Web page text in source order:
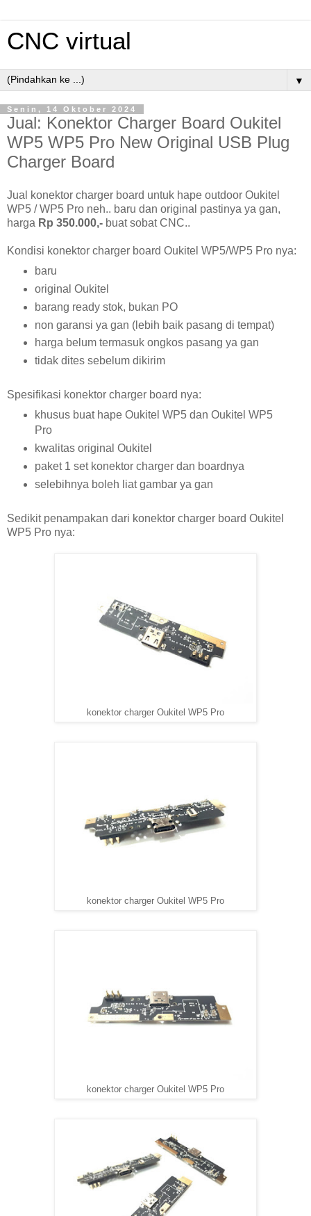
CNC virtual
▼
Senin, 14 Oktober 2024
Jual: Konektor Charger Board Oukitel
WP5 WP5 Pro New Original USB Plug
Charger Board
Jual konektor charger board untuk hape outdoor Oukitel
WP5 / WP5 Pro neh.. baru dan original pastinya ya gan,
harga Rp 350.000,- buat sobat CNC..
Kondisi konektor charger board Oukitel WP5/WP5 Pro nya:
baru
original Oukitel
barang ready stok, bukan PO
non garansi ya gan (lebih baik pasang di tempat)
harga belum termasuk ongkos pasang ya gan
tidak dites sebelum dikirim
Spesifikasi konektor charger board nya:
khusus buat hape Oukitel WP5 dan Oukitel WP5
Pro
kwalitas original Oukitel
paket 1 set konektor charger dan boardnya
selebihnya boleh liat gambar ya gan
Sedikit penampakan dari konektor charger board Oukitel
WP5 Pro nya:
konektor charger Oukitel WP5 Pro
konektor charger Oukitel WP5 Pro
konektor charger Oukitel WP5 Pro